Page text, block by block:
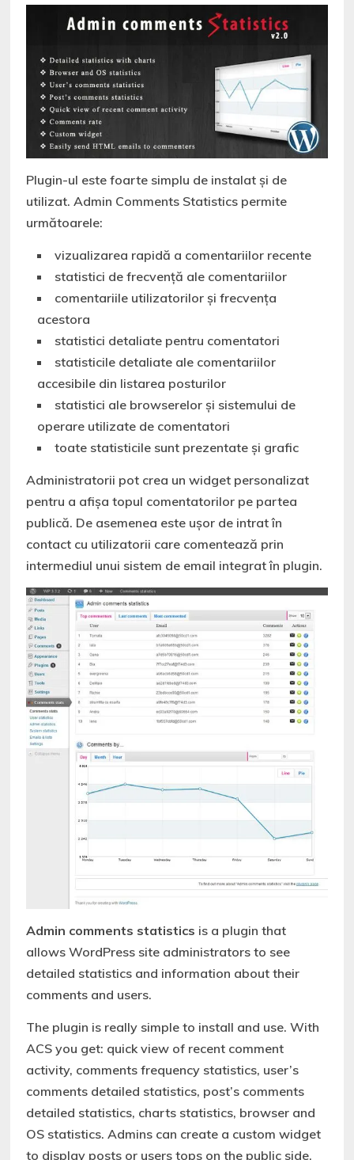
Plugin-ul este foarte simplu de instalat şi de
utilizat. Admin Comments Statistics permite
următoarele:
vizualizarea rapidă a comentariilor recente
statistici de frecvenţă ale comentariilor
comentariile utilizatorilor și frecvența
acestora
statistici detaliate pentru comentatori
statisticile detaliate ale comentariilor
accesibile din listarea posturilor
statistici ale browserelor și sistemului de
operare utilizate de comentatori
toate statisticile sunt prezentate și grafic
Administratorii pot crea un widget personalizat
pentru a afişa topul comentatorilor pe partea
publică. De asemenea este uşor de intrat în
contact cu utilizatorii care comentează prin
intermediul unui sistem de email integrat în plugin.
Admin comments statistics is a plugin that
allows WordPress site administrators to see
detailed statistics and information about their
comments and users.
The plugin is really simple to install and use. With
ACS you get: quick view of recent comment
activity, comments frequency statistics, user’s
comments detailed statistics, post’s comments
detailed statistics, charts statistics, browser and
OS statistics. Admins can create a custom widget
to display posts or users tops on the public side.